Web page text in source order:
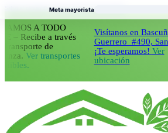
Saltar al contenido principal Saltar al pie de página
A TODO
a través
de
Ver transportes
Visítanos en Bascuñán
Guerrero #490, Santiago.
¡Te esperamos!Ver
ubicación
Meta mayorista